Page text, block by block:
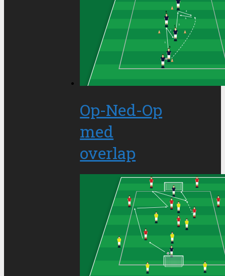
Op-Ned-Op
med
overlap